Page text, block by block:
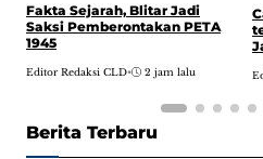
Fakta Sejarah, Blitar Jadi
Saksi Pemberontakan PETA
1945
Editor Redaksi CLD• 2 jam lalu
Berita Terbaru